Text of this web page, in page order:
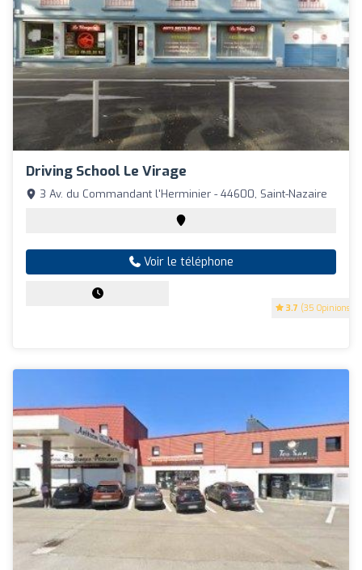
Driving School Le Virage
3.7 (35 Opinions)
3 Av. du Commandant l'Herminier - 44600, Saint-Nazaire
Voir le téléphone